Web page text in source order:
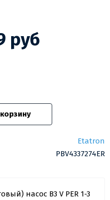
руб
Etatron
PBV4337274ER
насос B3 V PER 1-3